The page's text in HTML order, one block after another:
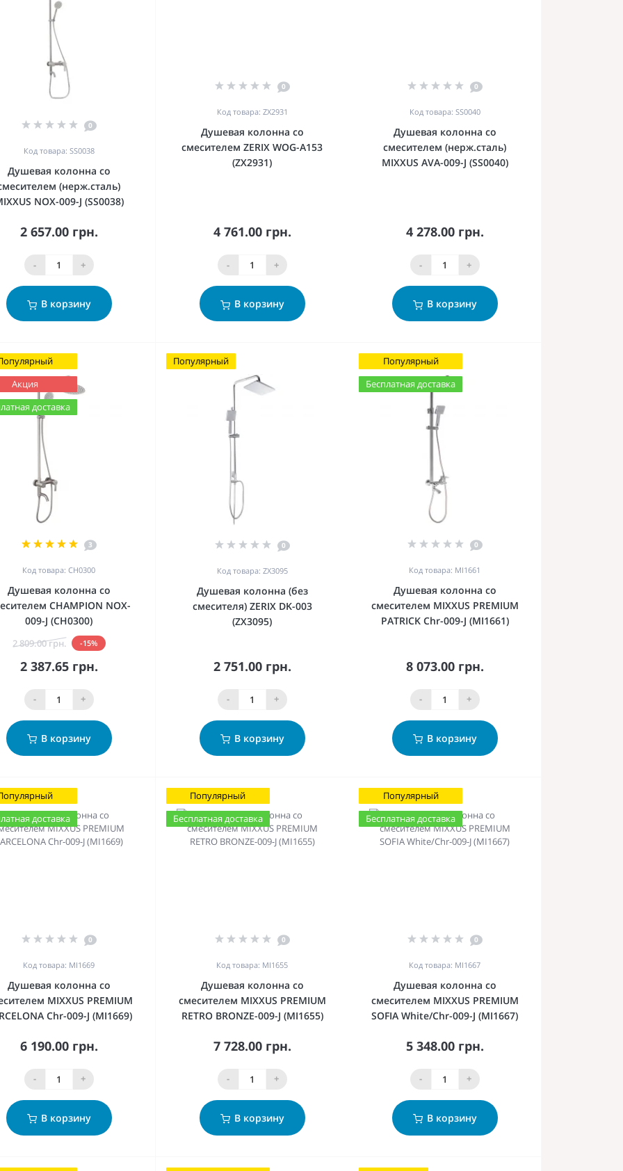
0
Код товара: SS0038
Душевая колонна со
(нерж.сталь)
NOX-009-J (SS0038)
2 657.00 грн.
- +
В корзину
0
Код товара: ZX2931
Душевая колонна со
смесителем ZERIX WOG-A153
(ZX2931)
4 761.00 грн.
- +
В корзину
0
Код товара: SS0040
Душевая колонна со
смесителем (нерж.сталь)
MIXXUS AVA-009-J (SS0040)
4 278.00 грн.
- +
В корзину
Акция
доставка
3
Код товара: CH0300
Душевая колонна со
CHAMPION NOX-
009-J (CH0300)
2 809.00 грн. -15%
2 387.65 грн.
- +
В корзину
Популярный
0
Код товара: ZX3095
Душевая колонна (без
смесителя) ZERIX DK-003
(ZX3095)
2 751.00 грн.
- +
В корзину
Популярный
Бесплатная доставка
0
Код товара: MI1661
Душевая колонна со
смесителем MIXXUS PREMIUM
PATRICK Chr-009-J (MI1661)
8 073.00 грн.
- +
В корзину
доставка
0
Код товара: MI1669
Душевая колонна со
MIXXUS PREMIUM
Chr-009-J (MI1669)
6 190.00 грн.
- +
В корзину
Популярный
Бесплатная доставка
0
Код товара: MI1655
Душевая колонна со
смесителем MIXXUS PREMIUM
RETRO BRONZE-009-J (MI1655)
7 728.00 грн.
- +
В корзину
Популярный
Бесплатная доставка
0
Код товара: MI1667
Душевая колонна со
смесителем MIXXUS PREMIUM
SOFIA White/Chr-009-J (MI1667)
5 348.00 грн.
- +
В корзину